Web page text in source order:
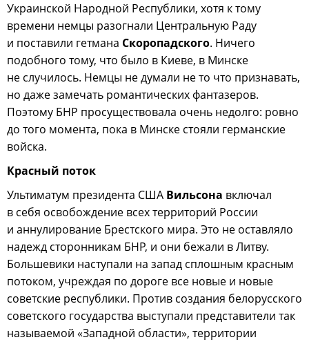
Украинской Народной Республики, хотя к тому
времени немцы разогнали Центральную Раду
и поставили гетмана Скоропадского. Ничего
подобного тому, что было в Киеве, в Минске
не случилось. Немцы не думали не то что признавать,
но даже замечать романтических фантазеров.
Поэтому БНР просуществовала очень недолго: ровно
до того момента, пока в Минске стояли германские
войска.
Красный поток
Ультиматум президента США Вильсона включал
в себя освобождение всех территорий России
и аннулирование Брестского мира. Это не оставляло
надежд сторонникам БНР, и они бежали в Литву.
Большевики наступали на запад сплошным красным
потоком, учреждая по дороге все новые и новые
советские республики. Против создания белорусского
советского государства выступали представители так
называемой «Западной области», территории